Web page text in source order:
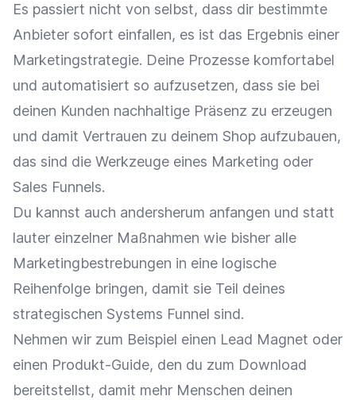
Es passiert nicht von selbst, dass dir bestimmte
Anbieter sofort einfallen, es ist das Ergebnis einer
Marketingstrategie. Deine Prozesse komfortabel
und automatisiert so aufzusetzen, dass sie bei
deinen Kunden nachhaltige Präsenz zu erzeugen
und damit Vertrauen zu deinem Shop aufzubauen,
das sind die Werkzeuge eines Marketing oder
Sales Funnels.
Du kannst auch andersherum anfangen und statt
lauter einzelner Maßnahmen wie bisher alle
Marketingbestrebungen in eine logische
Reihenfolge bringen, damit sie Teil deines
strategischen Systems Funnel sind.
Nehmen wir zum Beispiel einen Lead Magnet oder
einen Produkt-Guide, den du zum Download
bereitstellst, damit mehr Menschen deinen